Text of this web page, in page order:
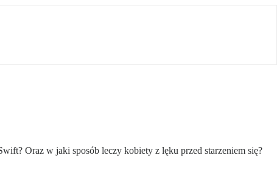
Oraz w jaki sposób leczy kobiety z lęku przed starzeniem się?